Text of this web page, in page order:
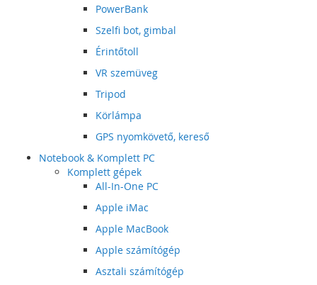
PowerBank
Szelfi bot, gimbal
Érintőtoll
VR szemüveg
Tripod
Körlámpa
GPS nyomkövető, kereső
Notebook & Komplett PC
Komplett gépek
All-In-One PC
Apple iMac
Apple MacBook
Apple számítógép
Asztali számítógép